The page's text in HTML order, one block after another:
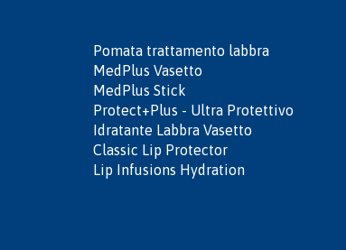
Pomata trattamento labbra
MedPlus Vasetto
MedPlus Stick
Protect+Plus - Ultra Protettivo
Idratante Labbra Vasetto
Classic Lip Protector
Lip Infusions Hydration